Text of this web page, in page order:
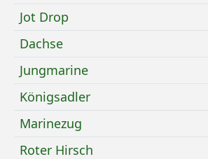
Mehr Details zu
Jot Drop
Mehr Details zu
Dachse
Mehr Details zu
Jungmarine
Mehr Details zu
Königsadler
Mehr Details zu
Marinezug
Mehr Details zu
Roter Hirsch